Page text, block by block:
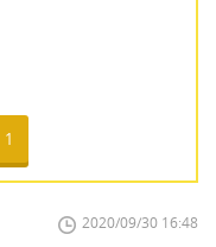
1
2020/09/30 16:48